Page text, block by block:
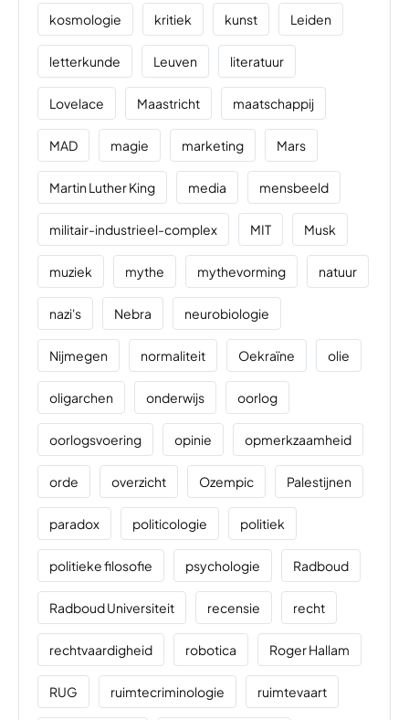
kosmologie kritiek kunst Leiden
letterkunde Leuven literatuur
Lovelace Maastricht maatschappij
MAD magie marketing Mars
Martin Luther King media mensbeeld
militair-industrieel-complex MIT Musk
muziek mythe mythevorming natuur
nazi's Nebra neurobiologie
Nijmegen normaliteit Oekraïne olie
oligarchen onderwijs oorlog
oorlogsvoering opinie opmerkzaamheid
orde overzicht Ozempic Palestijnen
paradox politicologie politiek
politieke filosofie psychologie Radboud
Radboud Universiteit recensie recht
rechtvaardigheid robotica Roger Hallam
RUG ruimtecriminologie ruimtevaart